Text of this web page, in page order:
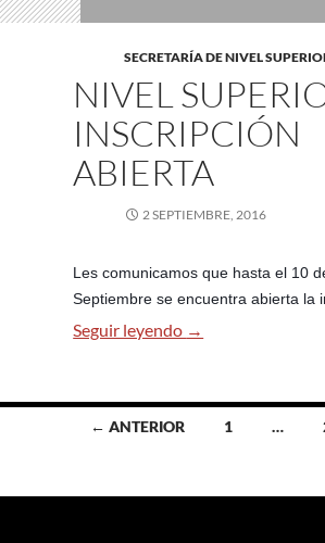
SECRETARÍA DE NIVEL
NIVEL
INSCRIPCIÓN
ABIERTA
2 SEPTIEMBRE, 2016
Les comunicamos que hasta el 10
Septiembre se encuentra abierta la
Seguir leyendo NIVEL
→
las
← ANTERIOR 1 …